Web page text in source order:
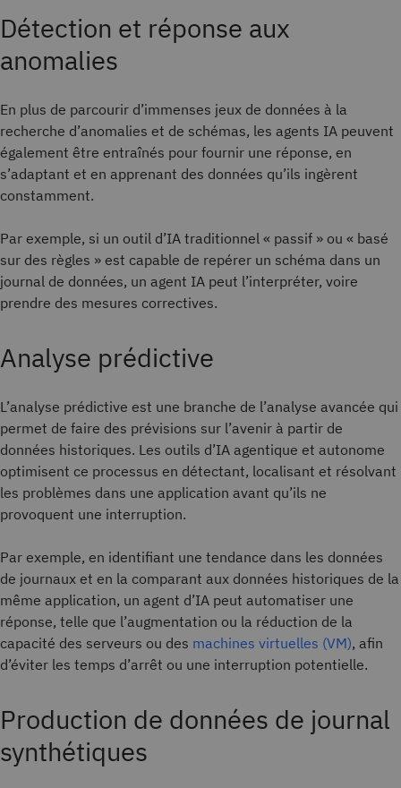
Détection et réponse aux
anomalies
En plus de parcourir d’immenses jeux de données à la
recherche d’anomalies et de schémas, les agents IA peuvent
également être entraînés pour fournir une réponse, en
s’adaptant et en apprenant des données qu’ils ingèrent
constamment.
Par exemple, si un outil d’IA traditionnel « passif » ou « basé
sur des règles » est capable de repérer un schéma dans un
journal de données, un agent IA peut l’interpréter, voire
prendre des mesures correctives.
Analyse prédictive
L’analyse prédictive est une branche de l’analyse avancée qui
permet de faire des prévisions sur l’avenir à partir de
données historiques. Les outils d’IA agentique et autonome
optimisent ce processus en détectant, localisant et résolvant
les problèmes dans une application avant qu’ils ne
provoquent une interruption.
Par exemple, en identifiant une tendance dans les données
de journaux et en la comparant aux données historiques de la
même application, un agent d’IA peut automatiser une
réponse, telle que l’augmentation ou la réduction de la
capacité des serveurs ou des machines virtuelles (VM), afin
d’éviter les temps d’arrêt ou une interruption potentielle.
Production de données de journal
synthétiques